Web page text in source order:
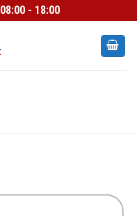
08:00 - 18:00